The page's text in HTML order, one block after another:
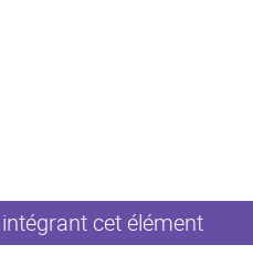
cet élément